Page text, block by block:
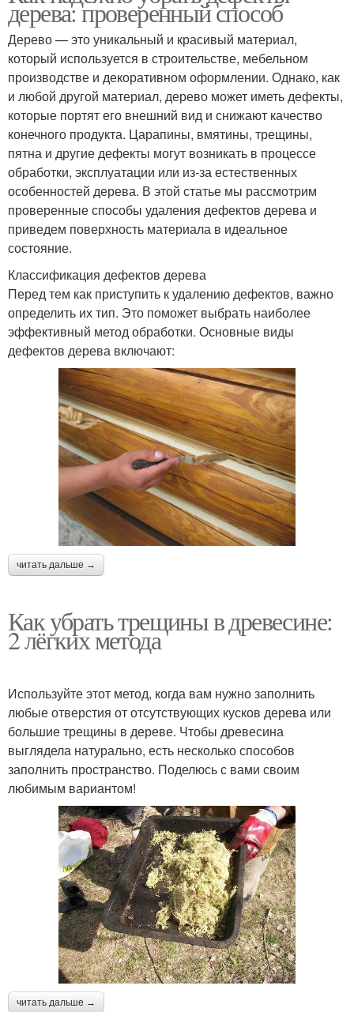
дерева: проверенный способ
Дерево — это уникальный и красивый материал,
который используется в строительстве, мебельном
производстве и декоративном оформлении. Однако, как
и любой другой материал, дерево может иметь дефекты,
которые портят его внешний вид и снижают качество
конечного продукта. Царапины, вмятины, трещины,
пятна и другие дефекты могут возникать в процессе
обработки, эксплуатации или из-за естественных
особенностей дерева. В этой статье мы рассмотрим
проверенные способы удаления дефектов дерева и
приведем поверхность материала в идеальное
состояние.
Классификация дефектов дерева
Перед тем как приступить к удалению дефектов, важно
определить их тип. Это поможет выбрать наиболее
эффективный метод обработки. Основные виды
дефектов дерева включают:
читать дальше →
Как убрать трещины в древесине:
2 лёгких метода
Используйте этот метод, когда вам нужно заполнить
любые отверстия от отсутствующих кусков дерева или
большие трещины в дереве. Чтобы древесина
выглядела натурально, есть несколько способов
заполнить пространство. Поделюсь с вами своим
любимым вариантом!
читать дальше →